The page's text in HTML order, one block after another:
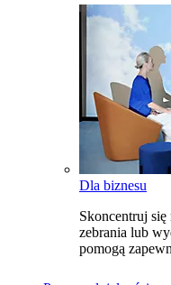
Dla biznesu
Skoncentruj
zebrania lub
pomogą